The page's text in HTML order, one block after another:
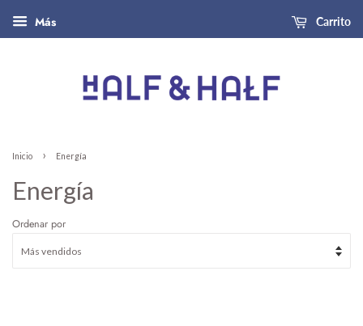
Más Carrito
Inicio › Energía
Energía
Ordenar por